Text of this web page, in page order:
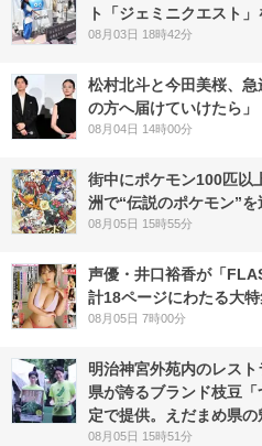
ト「ジェミニクエスト
08月03日 18時42分
松村北斗と今田美桜、
の方へ届けていけたら」
08月04日 14時00分
街中にポケモン100匹
洲で“伝説のポケモン”を
08月05日 15時55分
声優・井口裕香が「
計18ページにわたる大特
08月05日 7時00分
明治神宮外苑内のレス
県が誇るブランド枝豆
定で提供。えだまめ県
08月05日 15時51分